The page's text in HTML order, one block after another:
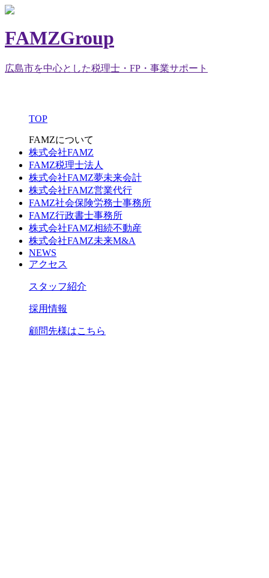
FAMZGroup
広島市を中心とした税理士・FP・事業サポート
TOP
FAMZについて
株式会社FAMZ
FAMZ税理士法人
株式会社FAMZ夢未来会計
株式会社FAMZ営業代行
FAMZ社会保険労務士事務所
FAMZ行政書士事務所
株式会社FAMZ相続不動産
株式会社FAMZ未来M&A
NEWS
アクセス
スタッフ紹介
採用情報
顧問先様はこちら